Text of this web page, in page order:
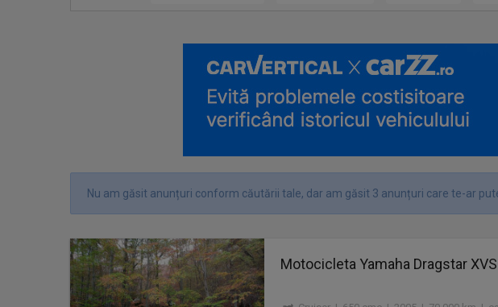
Nu am găsit anunțuri conform căutării tale, dar am găsit 3 anunțuri care te-ar
Motocicleta Yamaha Dragstar